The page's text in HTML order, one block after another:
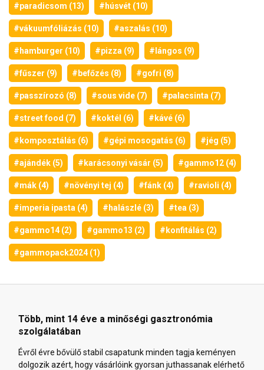
#paradicsom (13) #húsvét (10)
#vákuumfóliázás (10) #aszalás (10)
#hamburger (10) #pizza (9) #lángos (9)
#fűszer (9) #befőzés (8) #gofri (8)
#passzírozó (8) #sous vide (7) #palacsinta (7)
#street food (7) #koktél (6) #kávé (6)
#komposztálás (6) #gépi mosogatás (6) #jég (5)
#ajándék (5) #karácsonyi vásár (5) #gammo12 (4)
#mák (4) #növényi tej (4) #fánk (4) #ravioli (4)
#imperia ipasta (4) #halászlé (3) #tea (3)
#gammo14 (2) #gammo13 (2) #konfitálás (2)
#gammopack2024 (1)
Több, mint 14 éve a minőségi gasztronómia
szolgálatában
Évről évre bővülő stabil csapatunk minden tagja keményen
dolgozik azért, hogy vásárlóink gyorsan juthassanak elérhető